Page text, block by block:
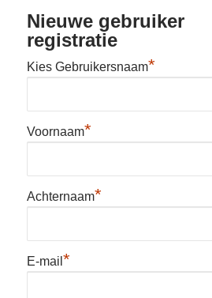
Nieuwe gebruiker
registratie
Kies Gebruikersnaam*
Voornaam*
Achternaam*
E-mail*